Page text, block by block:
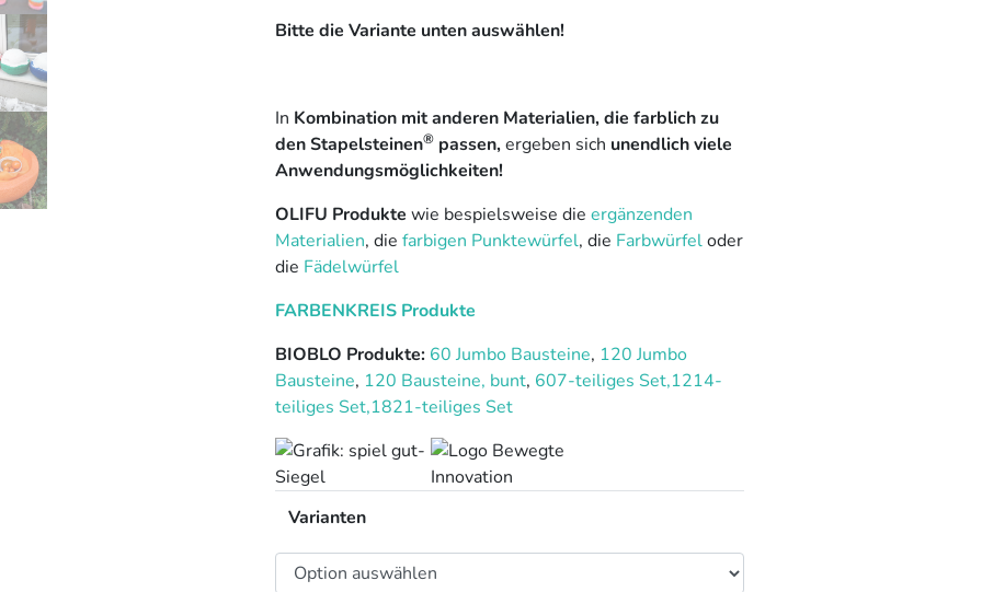
Bitte die Variante unten auswählen!
In Kombination mit anderen Materialien, die farblich zu
den Stapelsteinen®passen,ergeben sich unendlich viele
Anwendungsmöglichkeiten!
OLIFU Produkte wie bespielsweise die ergänzenden
Materialien, die farbigen Punktewürfel, die Farbwürfeloder
die Fädelwürfel
FARBENKREIS Produkte
BIOBLO Produkte: 60 Jumbo Bausteine, 120 Jumbo
Bausteine, 120 Bausteine, bunt, 607-teiliges Set,1214-
teiliges Set,1821-teiliges Set
Varianten